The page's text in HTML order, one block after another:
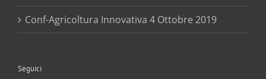
Conf-Agricoltura Innovativa 4 Ottobre 2019
Seguici